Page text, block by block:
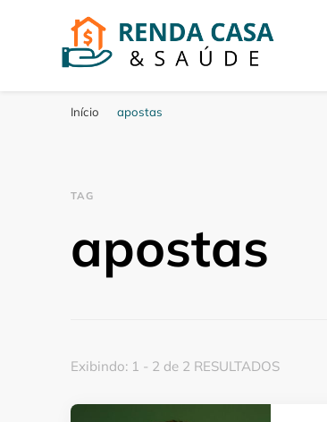
Renda Casa e
Início apostas
TAG
apostas
Exibindo: 1 - 2 de 2 RESULTADOS